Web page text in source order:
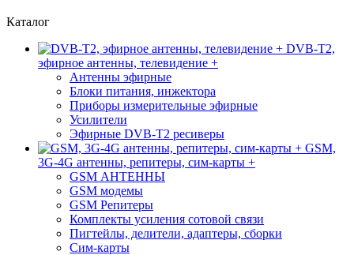
Каталог
DVB-T2,
эфирное антенны, телевидение +
Антенны эфирные
Блоки питания, инжектора
Приборы измерительные эфирные
Усилители
Эфирные DVB-T2 ресиверы
GSM,
3G-4G антенны, репитеры, сим-карты +
GSM АНТЕННЫ
GSM модемы
GSM Репитеры
Комплекты усиления сотовой связи
Пигтейлы, делители, адаптеры, сборки
Сим-карты